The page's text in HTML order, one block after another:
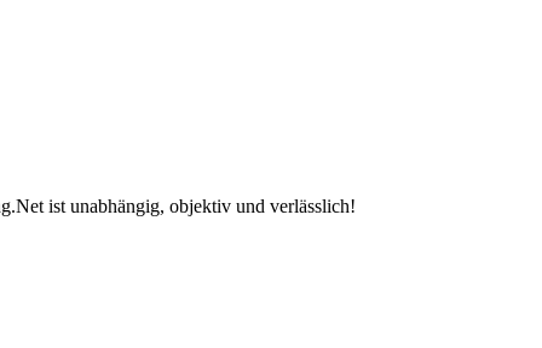
ist unabhängig, objektiv und verlässlich!